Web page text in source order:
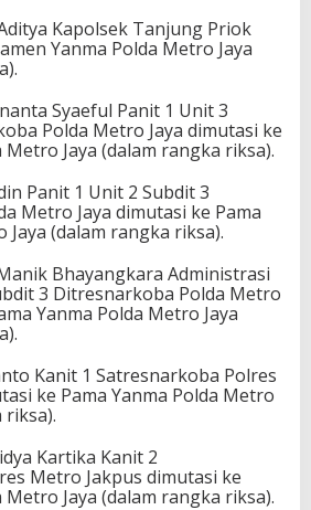
Kapolsek Tanjung Priok
Yanma Polda Metro Jaya
Syaeful Panit 1 Unit 3
Polda Metro Jaya dimutasi ke
Metro Jaya (dalam rangka riksa).
Panit 1 Unit 2 Subdit 3
Metro Jaya dimutasi ke Pama
Jaya (dalam rangka riksa).
Bhayangkara Administrasi
3 Ditresnarkoba Polda Metro
Yanma Polda Metro Jaya
Kanit 1 Satresnarkoba Polres
ke Pama Yanma Polda Metro
riksa).
Kartika Kanit 2
Metro Jakpus dimutasi ke
Metro Jaya (dalam rangka riksa).